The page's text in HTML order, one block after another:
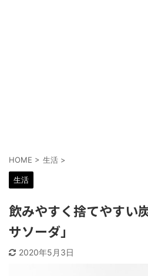
HOME > 生活 >
生活
飲みやすく捨てやすい
サソーダ」
2020年5月3日